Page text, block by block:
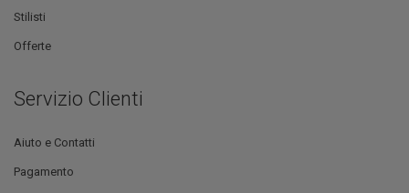
Stilisti
Offerte
Servizio Clienti
Aiuto e Contatti
Pagamento